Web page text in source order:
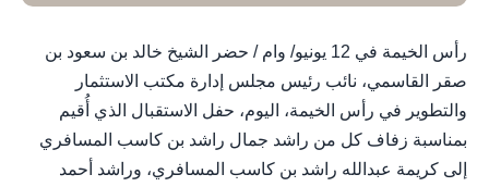
رأس الخيمة في 12 يونيو/ وام / حضر الشيخ خالد بن سعود بن
صقر القاسمي، نائب رئيس مجلس إدارة مكتب الاستثمار
والتطوير في رأس الخيمة، اليوم، حفل الاستقبال الذي أُقيم
بمناسبة زفاف كل من راشد جمال راشد بن كاسب المسافري
إلى كريمة عبدالله راشد بن كاسب المسافري، وراشد أحمد